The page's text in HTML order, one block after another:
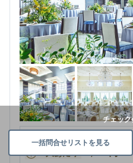
人数 ～ 126名
1人あたり 9,900円 ～
チェック
一括問合せリストを見る